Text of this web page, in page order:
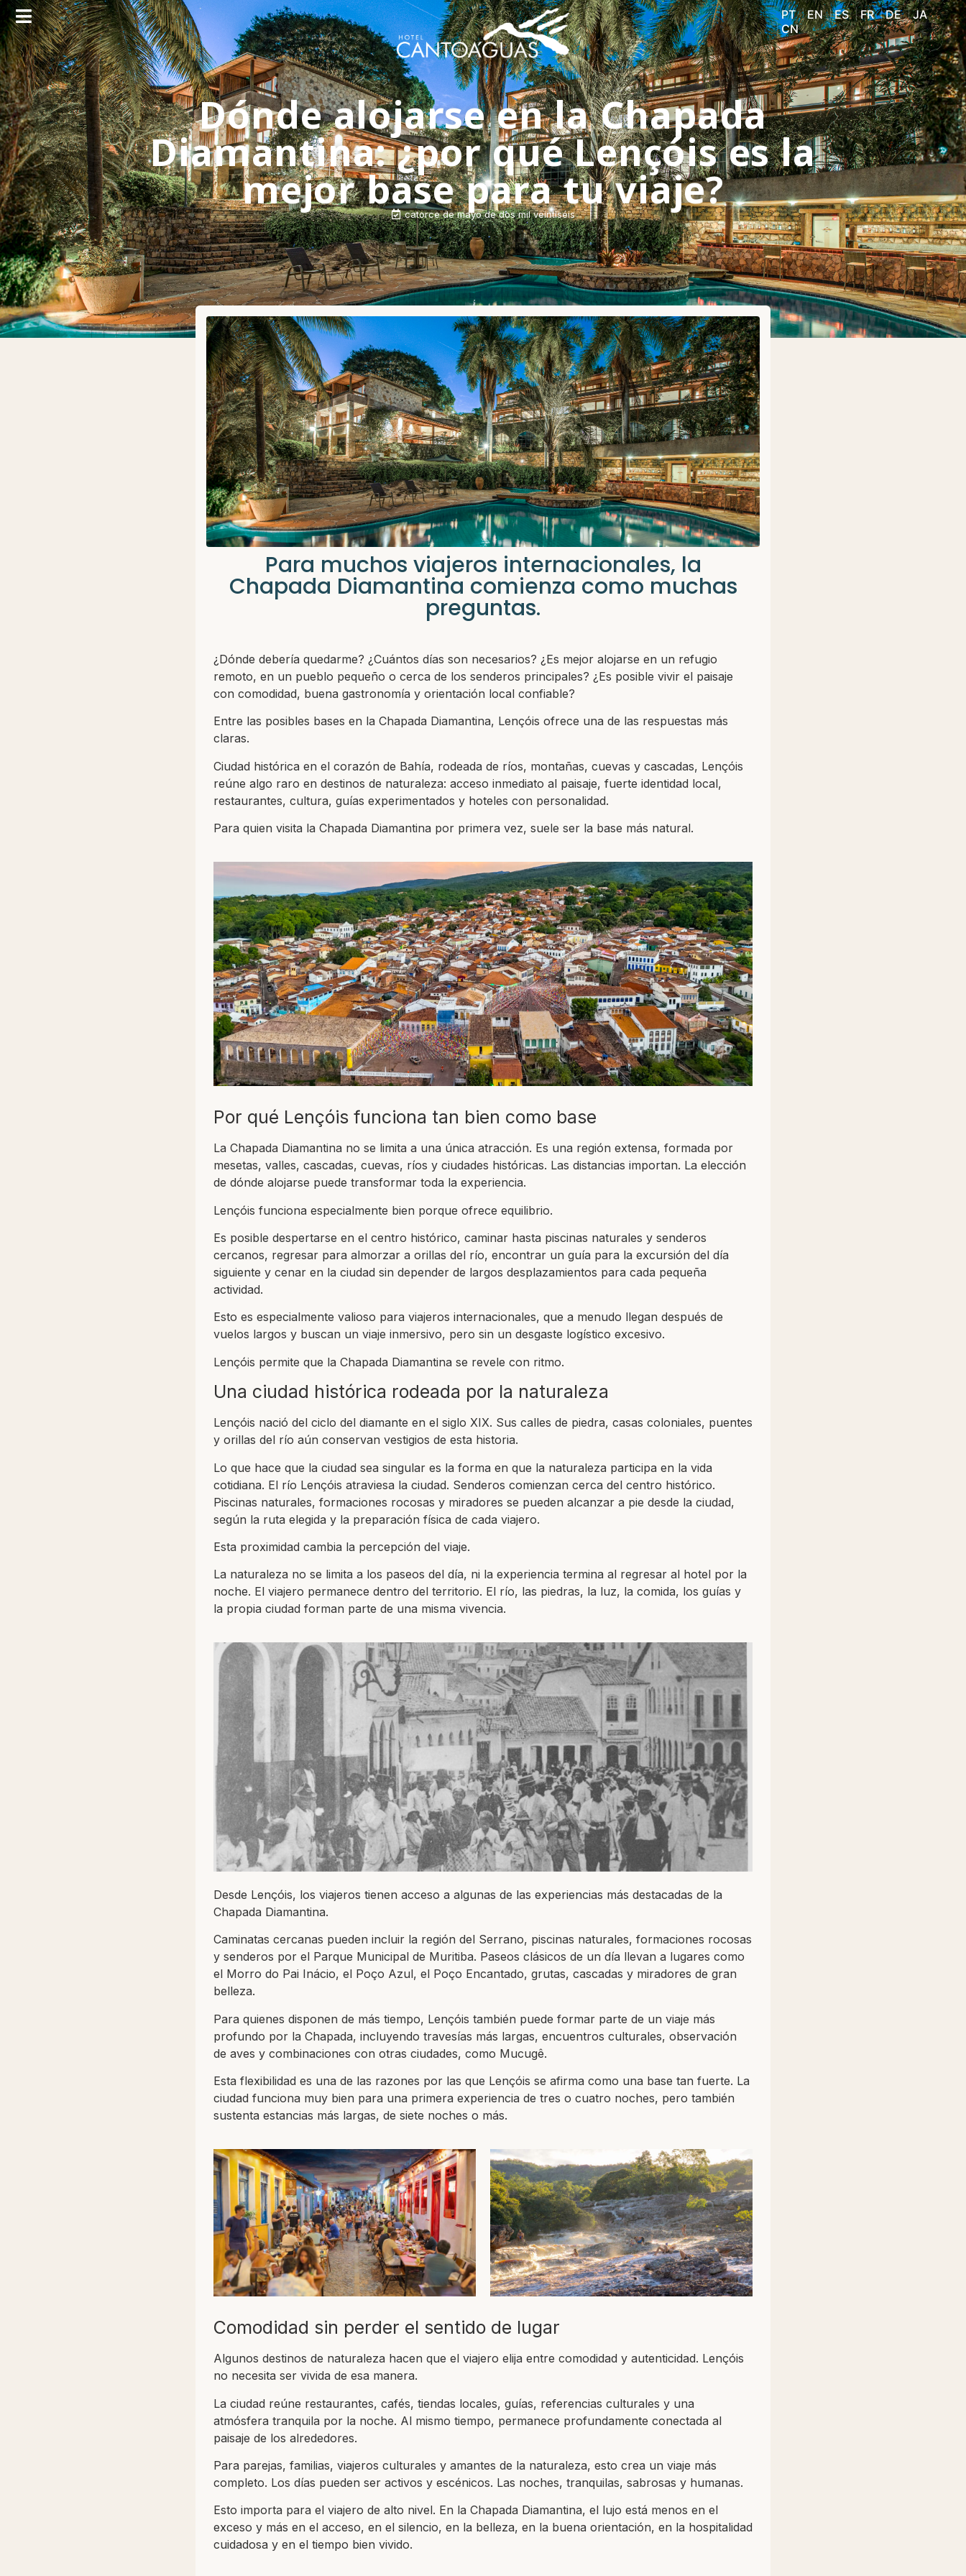
PT EN ES FR DE
JA
CN
Dónde alojarse en la Chapada
Diamantina: ¿por qué Lençóis es la
mejor base para tu viaje?
catorce de mayo de dos mil veintiséis
Para muchos viajeros internacionales, la
Chapada Diamantina comienza como muchas
preguntas.
¿Dónde debería quedarme? ¿Cuántos días son necesarios? ¿Es mejor alojarse en un refugio
remoto, en un pueblo pequeño o cerca de los senderos principales? ¿Es posible vivir el paisaje
con comodidad, buena gastronomía y orientación local confiable?
Entre las posibles bases en la Chapada Diamantina, Lençóis ofrece una de las respuestas más
claras.
Ciudad histórica en el corazón de Bahía, rodeada de ríos, montañas, cuevas y cascadas, Lençóis
reúne algo raro en destinos de naturaleza: acceso inmediato al paisaje, fuerte identidad local,
restaurantes, cultura, guías experimentados y hoteles con personalidad.
Para quien visita la Chapada Diamantina por primera vez, suele ser la base más natural.
Por qué Lençóis funciona tan bien como base
La Chapada Diamantina no se limita a una única atracción. Es una región extensa, formada por
mesetas, valles, cascadas, cuevas, ríos y ciudades históricas. Las distancias importan. La elección
de dónde alojarse puede transformar toda la experiencia.
Lençóis funciona especialmente bien porque ofrece equilibrio.
Es posible despertarse en el centro histórico, caminar hasta piscinas naturales y senderos
cercanos, regresar para almorzar a orillas del río, encontrar un guía para la excursión del día
siguiente y cenar en la ciudad sin depender de largos desplazamientos para cada pequeña
actividad.
Esto es especialmente valioso para viajeros internacionales, que a menudo llegan después de
vuelos largos y buscan un viaje inmersivo, pero sin un desgaste logístico excesivo.
Lençóis permite que la Chapada Diamantina se revele con ritmo.
Una ciudad histórica rodeada por la naturaleza
Lençóis nació del ciclo del diamante en el siglo XIX. Sus calles de piedra, casas coloniales, puentes
y orillas del río aún conservan vestigios de esta historia.
Lo que hace que la ciudad sea singular es la forma en que la naturaleza participa en la vida
cotidiana. El río Lençóis atraviesa la ciudad. Senderos comienzan cerca del centro histórico.
Piscinas naturales, formaciones rocosas y miradores se pueden alcanzar a pie desde la ciudad,
según la ruta elegida y la preparación física de cada viajero.
Esta proximidad cambia la percepción del viaje.
La naturaleza no se limita a los paseos del día, ni la experiencia termina al regresar al hotel por la
noche. El viajero permanece dentro del territorio. El río, las piedras, la luz, la comida, los guías y
la propia ciudad forman parte de una misma vivencia.
Desde Lençóis, los viajeros tienen acceso a algunas de las experiencias más destacadas de la
Chapada Diamantina.
Caminatas cercanas pueden incluir la región del Serrano, piscinas naturales, formaciones rocosas
y senderos por el Parque Municipal de Muritiba. Paseos clásicos de un día llevan a lugares como
el Morro do Pai Inácio, el Poço Azul, el Poço Encantado, grutas, cascadas y miradores de gran
belleza.
Para quienes disponen de más tiempo, Lençóis también puede formar parte de un viaje más
profundo por la Chapada, incluyendo travesías más largas, encuentros culturales, observación
de aves y combinaciones con otras ciudades, como Mucugê.
Esta flexibilidad es una de las razones por las que Lençóis se afirma como una base tan fuerte. La
ciudad funciona muy bien para una primera experiencia de tres o cuatro noches, pero también
sustenta estancias más largas, de siete noches o más.
Comodidad sin perder el sentido de lugar
Algunos destinos de naturaleza hacen que el viajero elija entre comodidad y autenticidad. Lençóis
no necesita ser vivida de esa manera.
La ciudad reúne restaurantes, cafés, tiendas locales, guías, referencias culturales y una
atmósfera tranquila por la noche. Al mismo tiempo, permanece profundamente conectada al
paisaje de los alrededores.
Para parejas, familias, viajeros culturales y amantes de la naturaleza, esto crea un viaje más
completo. Los días pueden ser activos y escénicos. Las noches, tranquilas, sabrosas y humanas.
Esto importa para el viajero de alto nivel. En la Chapada Diamantina, el lujo está menos en el
exceso y más en el acceso, en el silencio, en la belleza, en la buena orientación, en la hospitalidad
cuidadosa y en el tiempo bien vivido.